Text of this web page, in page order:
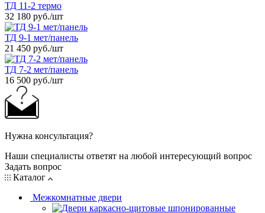
ТД 11-2 термо
32 180 руб./шт
ТД 9-1 мет/панель
21 450 руб./шт
ТД 7-2 мет/панель
16 500 руб./шт
Нужна консультация?
Наши специалисты ответят на любой интересующий вопрос
Задать вопрос
Каталог
Межкомнатные двери